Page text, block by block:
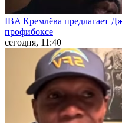
IBA Кремлёва предлагает
профибоксе
сегодня, 11:40